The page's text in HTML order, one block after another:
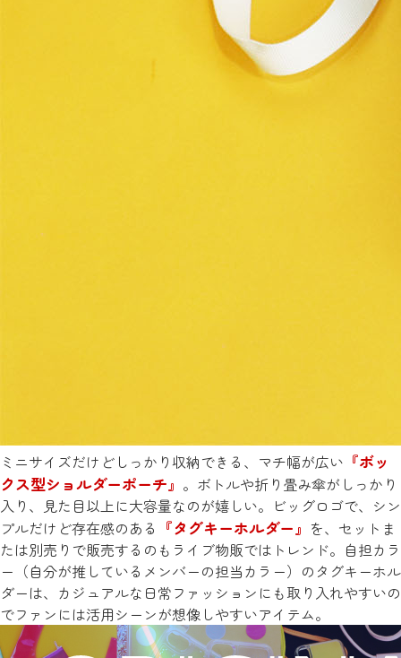
ミニサイズだけどしっかり収納できる、マチ幅が広い 『ボッ
クス型ショルダーポーチ』 。ボトルや折り畳み傘がしっかり
入り、見た目以上に大容量なのが嬉しい。ビッグロゴで、シン
プルだけど存在感のある 『タグキーホルダー』 を、セットま
たは別売りで販売するのもライブ物販ではトレンド。自担カラ
ー（自分が推しているメンバーの担当カラー）のタグキーホル
ダーは、カジュアルな日常ファッションにも取り入れやすいの
でファンには活用シーンが想像しやすいアイテム。